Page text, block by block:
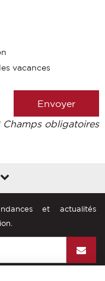
vacances
Champs obligatoires
et actualités